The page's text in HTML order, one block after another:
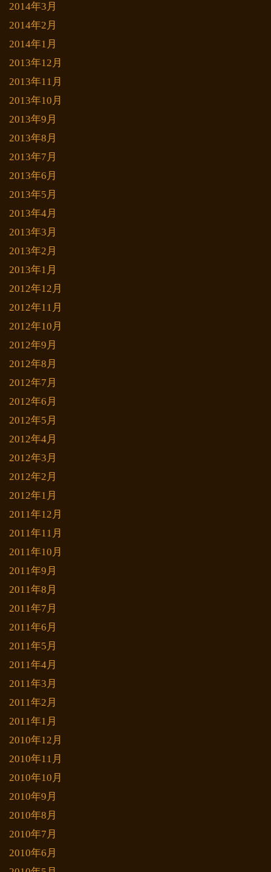
2014年3月
2014年2月
2014年1月
2013年12月
2013年11月
2013年10月
2013年9月
2013年8月
2013年7月
2013年6月
2013年5月
2013年4月
2013年3月
2013年2月
2013年1月
2012年12月
2012年11月
2012年10月
2012年9月
2012年8月
2012年7月
2012年6月
2012年5月
2012年4月
2012年3月
2012年2月
2012年1月
2011年12月
2011年11月
2011年10月
2011年9月
2011年8月
2011年7月
2011年6月
2011年5月
2011年4月
2011年3月
2011年2月
2011年1月
2010年12月
2010年11月
2010年10月
2010年9月
2010年8月
2010年7月
2010年6月